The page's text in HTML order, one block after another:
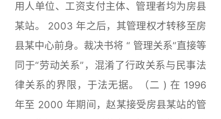
用人单位、工资支付主体、管理者均为房县
某站。 2003 年之后，其管理权才转移至房
县某中心前身。裁决书将 “ 管理关系”直接等
同于“劳动关系”，混淆了行政关系与民事法
律关系的界限，于法无据。（二 ) 在 1996
年至 2000 年期间，赵某接受房县某站的管